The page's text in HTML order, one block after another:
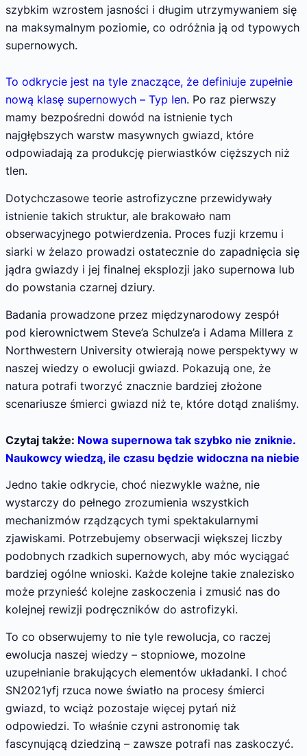
szybkim wzrostem jasności i długim utrzymywaniem się
na maksymalnym poziomie, co odróżnia ją od typowych
supernowych.
To odkrycie jest na tyle znaczące, że definiuje zupełnie
nową klasę supernowych – Typ Ien. Po raz pierwszy
mamy bezpośredni dowód na istnienie tych
najgłębszych warstw masywnych gwiazd, które
odpowiadają za produkcję pierwiastków cięższych niż
tlen.
Dotychczasowe teorie astrofizyczne przewidywały
istnienie takich struktur, ale brakowało nam
obserwacyjnego potwierdzenia. Proces fuzji krzemu i
siarki w żelazo prowadzi ostatecznie do zapadnięcia się
jądra gwiazdy i jej finalnej eksplozji jako supernowa lub
do powstania czarnej dziury.
Badania prowadzone przez międzynarodowy zespół
pod kierownictwem Steve’a Schulze’a i Adama Millera z
Northwestern University otwierają nowe perspektywy w
naszej wiedzy o ewolucji gwiazd. Pokazują one, że
natura potrafi tworzyć znacznie bardziej złożone
scenariusze śmierci gwiazd niż te, które dotąd znaliśmy.
Czytaj także: Nowa supernowa tak szybko nie zniknie.
Naukowcy wiedzą, ile czasu będzie widoczna na niebie
Jedno takie odkrycie, choć niezwykle ważne, nie
wystarczy do pełnego zrozumienia wszystkich
mechanizmów rządzących tymi spektakularnymi
zjawiskami. Potrzebujemy obserwacji większej liczby
podobnych rzadkich supernowych, aby móc wyciągać
bardziej ogólne wnioski. Każde kolejne takie znalezisko
może przynieść kolejne zaskoczenia i zmusić nas do
kolejnej rewizji podręczników do astrofizyki.
To co obserwujemy to nie tyle rewolucja, co raczej
ewolucja naszej wiedzy – stopniowe, mozolne
uzupełnianie brakujących elementów układanki. I choć
SN2021yfj rzuca nowe światło na procesy śmierci
gwiazd, to wciąż pozostaje więcej pytań niż
odpowiedzi. To właśnie czyni astronomię tak
fascynującą dziedziną – zawsze potrafi nas zaskoczyć.